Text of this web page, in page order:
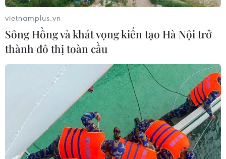
Thuốc alpha-ketoamide 13b có hiệu quả
trong điều trị COVID-19
22/06/2020 08:16
Alpha-ketoamide 13b đã "phong tỏa" chặt khu vực
vietnamplus.vn
Sông Hồng và khát vọng kiến tạo Hà Nội trở
thành đô thị toàn cầu